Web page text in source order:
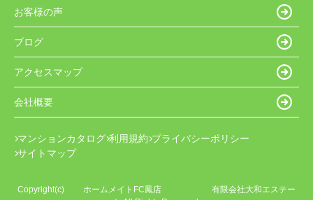
お客様の声
ブログ
アクセスマップ
会社概要
マンションカタログ 利用規約 プライバシーポリシー
サイトマップ
Copyright(c) ホームメイトFC鳳店 有限会社大和エステー